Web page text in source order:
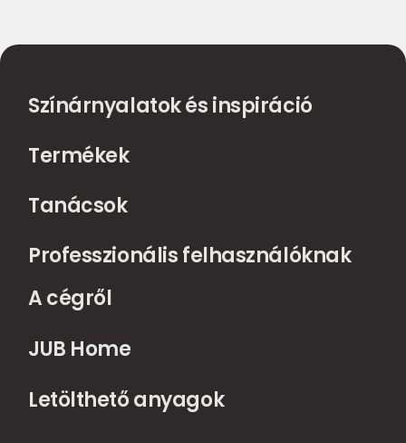
Színárnyalatok és inspiráció
Termékek
Tanácsok
Professzionális felhasználóknak
A cégről
JUB Home
Letölthető anyagok